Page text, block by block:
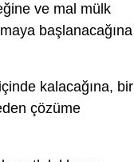
ve mal mülk
başlanacağına
kalacağına, bir
çözüme